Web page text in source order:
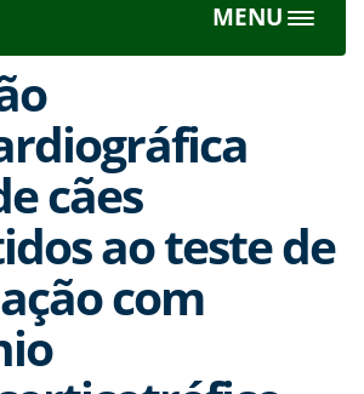
MENU
Toggle
cães
ao teste de
com